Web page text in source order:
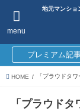
地元マンショ
menu
プレミアム記
HOME 「プラウドタ
「プラウド